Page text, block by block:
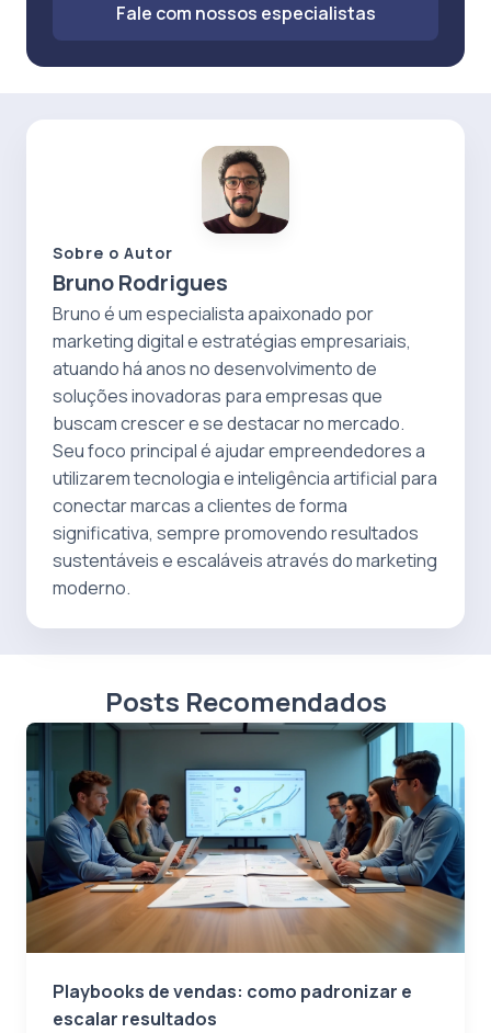
Fale com nossos especialistas
Sobre o Autor
Bruno Rodrigues
Bruno é um especialista apaixonado por
marketing digital e estratégias empresariais,
atuando há anos no desenvolvimento de
soluções inovadoras para empresas que
buscam crescer e se destacar no mercado.
Seu foco principal é ajudar empreendedores a
utilizarem tecnologia e inteligência artificial para
conectar marcas a clientes de forma
significativa, sempre promovendo resultados
sustentáveis e escaláveis através do marketing
moderno.
Posts Recomendados
Playbooks de vendas: como padronizar e
escalar resultados